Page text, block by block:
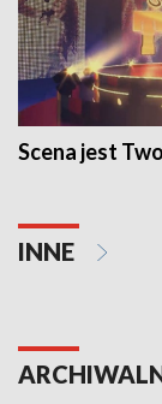
Scena jest
INNE